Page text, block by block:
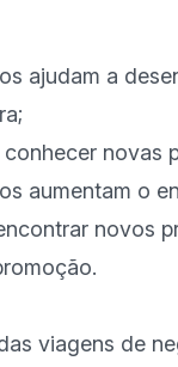
ajudam a
novas
aumentam o
novos
viagens de